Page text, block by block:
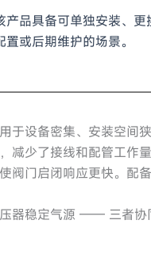
产品具备可单独安装、
置或后期维护的场景。
于设备密集、安装空间
减少了接线和配管工作
阀门启闭响应更快。配
器稳定气源 —— 三者